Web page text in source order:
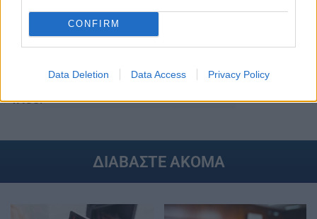
CONFIRM
Data Deletion Data Access Privacy Policy
Στην Κατηγορία:ΕΝΔΙΑΦΕΡΟΥΣΕΣ ΕΙΔΗΣΕΙΣ
TAGS: ΝΤΟΝΑΛΝΤ ΤΡΑΜΠ ΤΡΑΜΠ
ΔΙΑΒΑΣΤΕ ΑΚΟΜΑ